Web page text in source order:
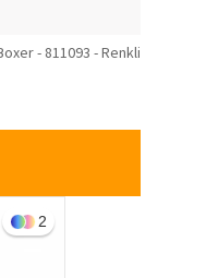
- 811093 - Renkli
2